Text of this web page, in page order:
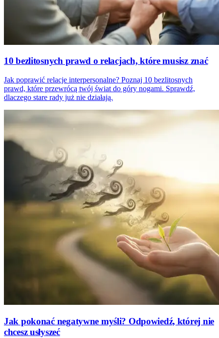
10 bezlitosnych prawd o relacjach, które musisz znać
Jak poprawić relacje interpersonalne? Poznaj 10 bezlitosnych
prawd, które przewrócą twój świat do góry nogami. Sprawdź,
dlaczego stare rady już nie działają.
Jak pokonać negatywne myśli? Odpowiedź, której nie
chcesz usłyszeć